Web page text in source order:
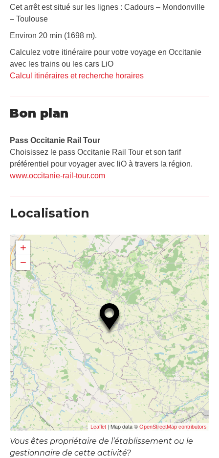
Cet arrêt est situé sur les lignes : Cadours – Mondonville
– Toulouse
Environ 20 min (1698 m).
Calculez votre itinéraire pour votre voyage en Occitanie
avec les trains ou les cars LiO
Calcul itinéraires et recherche horaires
Bon plan
Pass Occitanie Rail Tour​
Choisissez le pass Occitanie Rail Tour et son tarif
préférentiel pour voyager avec liO à travers la région.
www.occitanie-rail-tour.com
Localisation
+
−
Leaflet | Map data © OpenStreetMap contributors
Vous êtes propriétaire de l’établissement ou le
gestionnaire de cette activité?